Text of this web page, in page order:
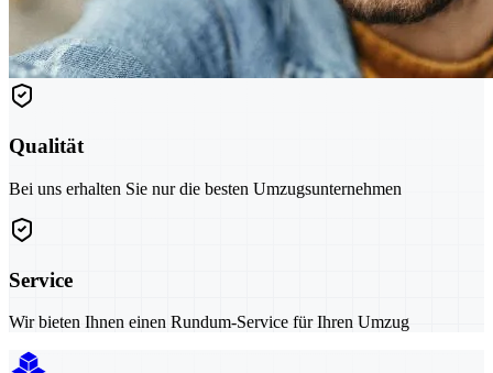
Qualität
Bei uns erhalten Sie nur die besten Umzugsunternehmen
Service
Wir bieten Ihnen einen Rundum-Service für Ihren Umzug